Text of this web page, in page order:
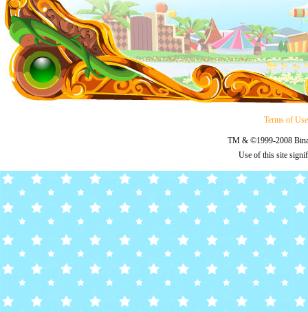
Terms of Use
TM & ©1999-2008
Use of this site